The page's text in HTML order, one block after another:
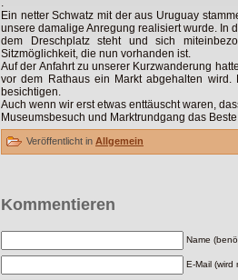
Ein netter Schwatz mit der aus Uruguay
unsere damalige Anregung realisiert wurde. In
dem Dreschplatz steht und sich
Sitzmöglichkeit, die nun vorhanden ist.
Auf der Anfahrt zu unserer Kurzwanderung
vor dem Rathaus ein Markt abgehalten
besichtigen.
Auch wenn wir erst etwas enttäuscht waren,
Museumsbesuch und Marktrundgang das
Veröffentlicht in Allgemein
Kommentieren
Name
E-Mail